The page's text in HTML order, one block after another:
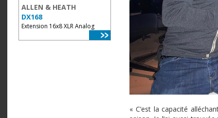
ALLEN & HEATH
DX168
Extension 16x8 XLR Analog
« C’est la capacité